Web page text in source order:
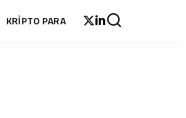
KRİPTO PARA